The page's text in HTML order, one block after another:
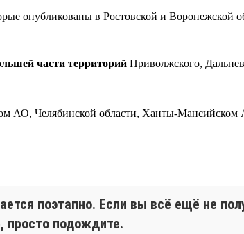
опубликованы в Ростовской и Воронежской
части территорий Приволжского,
АО, Челябинской области, Ханты-
поэтапно. Если вы всё ещё не
просто подождите.